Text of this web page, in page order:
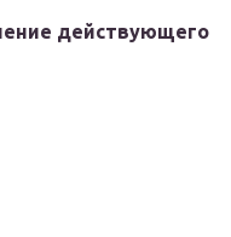
действующего